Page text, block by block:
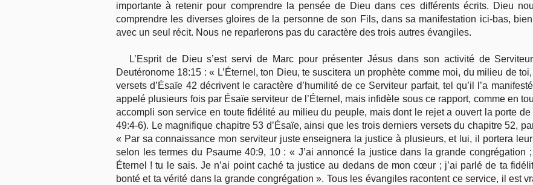
importante à retenir pour comprendre la pensée de Dieu dans ces différents écrits. Dieu
comprendre les diverses gloires de la personne de son Fils, dans sa manifestation ici-bas,
avec un seul récit. Nous ne reparlerons pas du caractère des trois autres évangiles.
L’Esprit de Dieu s’est servi de Marc pour présenter Jésus dans son activité de
Deutéronome 18:15 : « L’Éternel, ton Dieu, te suscitera un prophète comme moi, du milieu de
versets d’Ésaïe 42 décrivent le caractère d’humilité de ce Serviteur parfait, tel qu’il l’a
appelé plusieurs fois par Ésaïe serviteur de l’Éternel, mais infidèle sous ce rapport, comme en
accompli son service en toute fidélité au milieu du peuple, mais dont le rejet a ouvert la porte
49:4-6). Le magnifique chapitre 53 d’Ésaïe, ainsi que les trois derniers versets du chapitre 52,
« Par sa connaissance mon serviteur juste enseignera la justice à plusieurs, et lui, il portera
selon les termes du Psaume 40:9, 10 : « J’ai annoncé la justice dans la grande congrégation
Éternel ! tu le sais. Je n’ai point caché ta justice au dedans de mon cœur ; j’ai parlé de ta
bonté et ta vérité dans la grande congrégation ». Tous les évangiles racontent ce service, il est